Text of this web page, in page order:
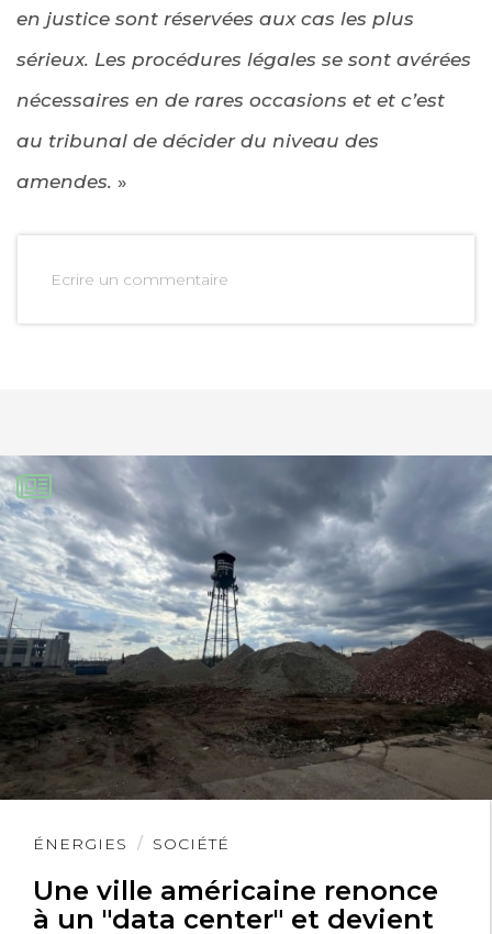
en justice sont réservées aux cas les plus
sérieux. Les procédures légales se sont avérées
nécessaires en de rares occasions et et c’est
au tribunal de décider du niveau des
amendes. »
Ecrire un commentaire
ÉNERGIES SOCIÉTÉ
Une ville américaine renonce
à un "data center" et devient
Lire